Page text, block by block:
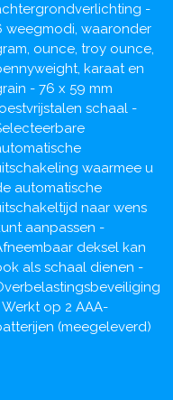
-
weegmodi, waaronder
ounce, troy ounce,
karaat en
- 76 x 59 mm
schaal -
waarmee u
automatische
naar wens
aanpassen -
deksel kan
als schaal dienen -
Werkt op 2 AAA-
(meegeleverd)